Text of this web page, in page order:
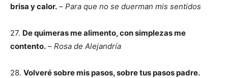
brisa y calor. – Para que no se duerman mis sentidos
27. De quimeras me alimento, con simplezas me
contento. – Rosa de Alejandría
28. Volveré sobre mis pasos, sobre tus pasos padre.